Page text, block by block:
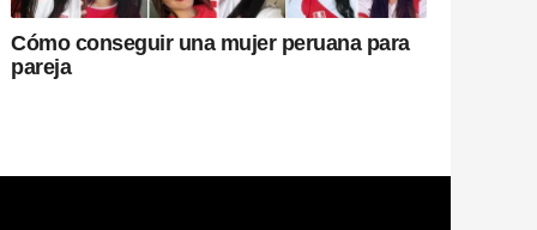
Cómo conseguir una mujer peruana para
pareja